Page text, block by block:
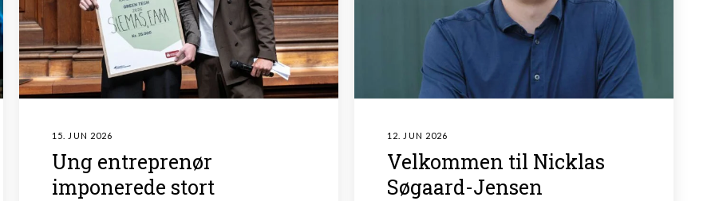
15. JUN 2026
Ung entreprenør
imponerede stort
12. JUN 2026
Velkommen til Nicklas
Søgaard-Jensen